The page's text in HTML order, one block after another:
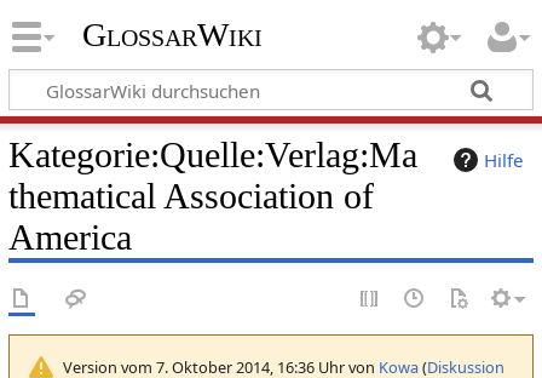
GlossarWiki
Hilfe
Kategorie:Quelle:Verlag:Ma
thematical Association of
America
Version vom 7. Oktober 2014, 16:36 Uhr von Kowa(Diskussion